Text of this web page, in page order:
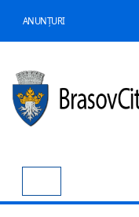
ANUNȚURI